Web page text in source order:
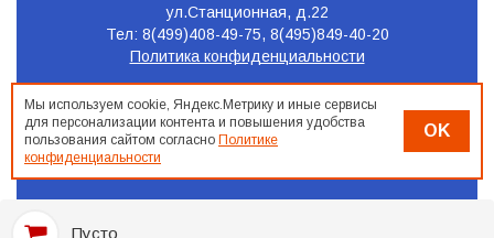
Пусто
ул.Станционная, д.22
Тел: 8(499)408-49-75, 8(495)849-40-20
Политика конфиденциальности
Продвижение
сайта
Seo-
Мы используем cookie, Яндекс.Метрику и иные сервисы
для персонализации контента и повышения удобства
пользования сайтом согласно Политике
конфиденциальности
OK